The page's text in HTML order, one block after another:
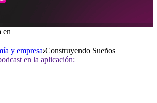
en
y empresa Construyendo Sueños
en la aplicación: